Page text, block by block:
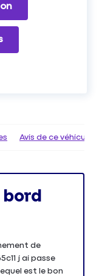
Avis de ce véhicule
de
j ai passe
est le bon